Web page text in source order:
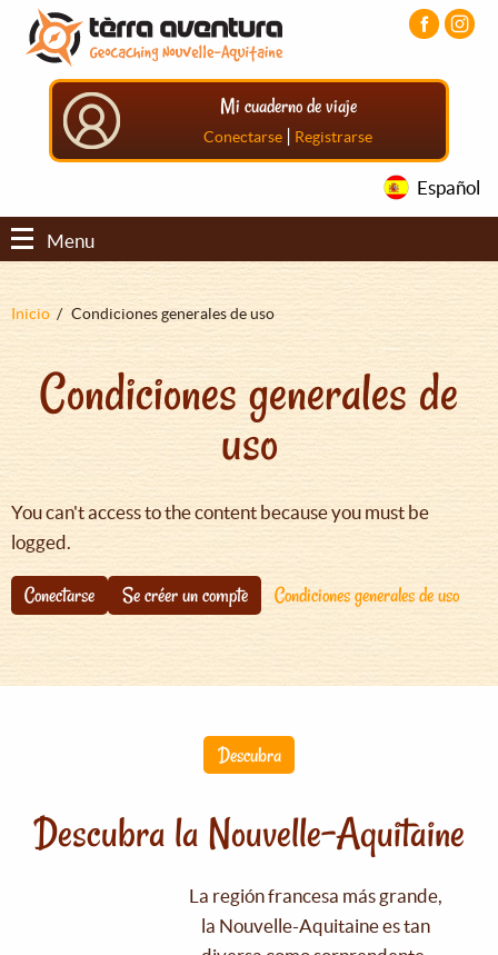
Pasar
contenido
principal
Pasar
menú
principal
Pasar
principal
Mi cuaderno de viaje
Conectarse | Registrarse
Español
Menu
Sobrescribir
ayuda
navegación
Inicio Condiciones generales de uso
Condiciones generales de
uso
You can't access to the content because you must be
logged.
Conectarse Se créer un compte Condiciones generales de uso
Descubra
Descubra la Nouvelle-Aquitaine
La región francesa más grande,
la Nouvelle-Aquitaine es tan